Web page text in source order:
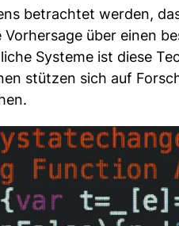
betrachtet werden,
über einen
Systeme ist diese
stützen sich auf